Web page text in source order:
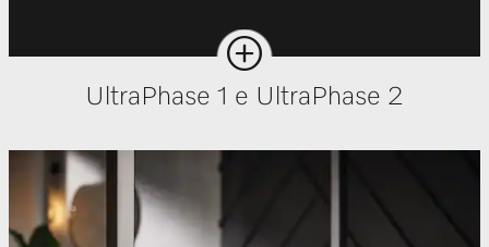
UltraPhase 1 e UltraPhase 2